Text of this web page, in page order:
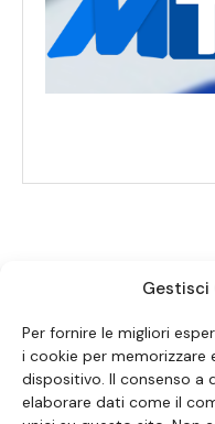
Gestisci
Per fornire le migliori
i cookie per memorizzare
dispositivo. Il consenso a
elaborare dati come il